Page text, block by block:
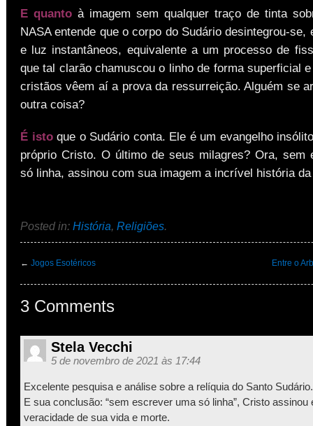
E quanto à imagem sem qualquer traço de tinta
NASA entende que o corpo do Sudário desintegrou-se,
e luz instantâneos, equivalente a um processo de
que tal clarão chamuscou o linho de forma superficial
cristãos vêem aí a prova da ressurreição. Alguém se
outra coisa?
É istoque o Sudário conta. Ele é um evangelho
próprio Cristo. O último de seus milagres? Ora, sem
só linha, assinou com sua imagem a incrível história
Posted in: História, Religiões.
← Jogos Esotéricos Entre o
3 Comments
Stela Vecchi
5 de novembro de 2021 às 17:44
Excelente pesquisa e análise sobre a relíquia do Santo Sudário.
E sua conclusão: “sem escrever uma só linha”, Cristo assinou
veracidade de sua vida e morte.